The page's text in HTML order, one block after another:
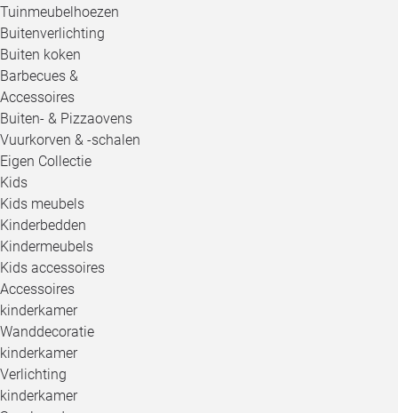
Tuinmeubelhoezen
Buitenverlichting
Buiten koken
Barbecues &
Accessoires
Buiten- & Pizzaovens
Vuurkorven & -schalen
Eigen Collectie
Kids
Kids meubels
Kinderbedden
Kindermeubels
Kids accessoires
Accessoires
kinderkamer
Wanddecoratie
kinderkamer
Verlichting
kinderkamer